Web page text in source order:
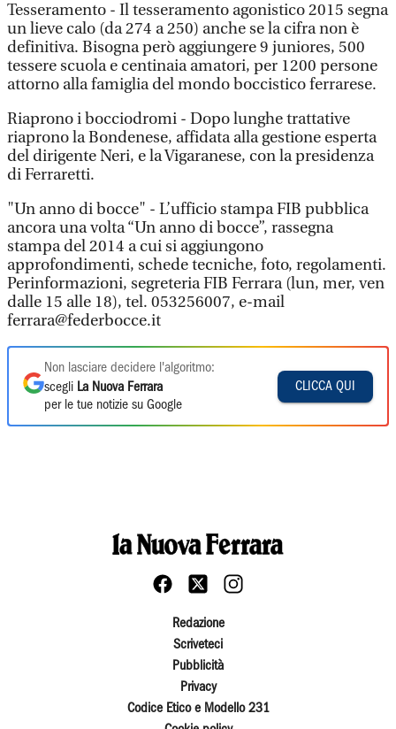
Tesseramento - Il tesseramento agonistico 2015 segna
un lieve calo (da 274 a 250) anche se la cifra non è
definitiva. Bisogna però aggiungere 9 juniores, 500
tessere scuola e centinaia amatori, per 1200 persone
attorno alla famiglia del mondo boccistico ferrarese.
Riaprono i bocciodromi - Dopo lunghe trattative
riaprono la Bondenese, affidata alla gestione esperta
del dirigente Neri, e la Vigaranese, con la presidenza
di Ferraretti.
"Un anno di bocce" - L’ufficio stampa FIB pubblica
ancora una volta “Un anno di bocce”, rassegna
stampa del 2014 a cui si aggiungono
approfondimenti, schede tecniche, foto, regolamenti.
Perinformazioni, segreteria FIB Ferrara (lun, mer, ven
dalle 15 alle 18), tel. 053256007, e-mail
ferrara@federbocce.it
Non lasciare decidere l'algoritmo:
scegli La Nuova Ferrara
per le tue notizie su Google
CLICCA QUI
Redazione
Scriveteci
Pubblicità
Privacy
Codice Etico e Modello 231